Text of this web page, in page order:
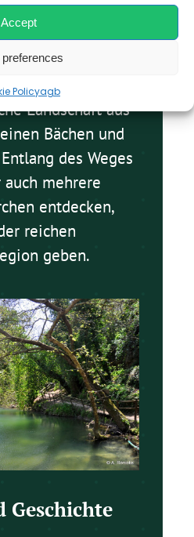
Accept
Policyagb
der
erkunden. Mit
5 Kilometern
durch eine
Landschaft aus
Bächen und
des Weges
auch mehrere
entdecken,
reichen
geben.
Geschichte